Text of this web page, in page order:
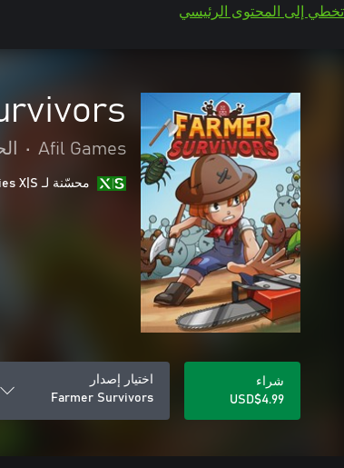
تخطي إلى المحتوى الرئيسي
Afil Games
•
محسّنة لـ Xbox Series X|S
شراء
USD$4.99
اختيار إصدار
Farmer Survivors